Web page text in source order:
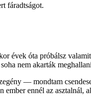
fáradtságot.
évek óta próbálsz
nem akarták
— mondtam
ember ennél az asztalnál,